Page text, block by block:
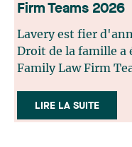
Firm Teams 2026
Lavery est fier
Droit de la famille a
Family Law Firm
sélection
issues du lectorat,
LIRE LA SUITE